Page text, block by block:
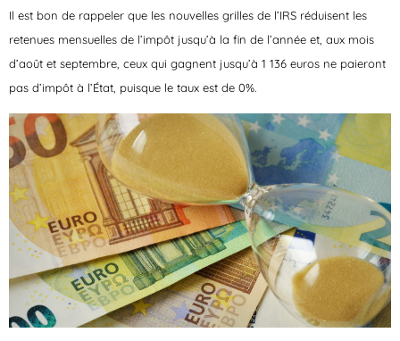
Il est bon de rappeler que les nouvelles grilles de l’IRS réduisent les
retenues mensuelles de l’impôt jusqu’à la fin de l’année et, aux mois
d’août et septembre, ceux qui gagnent jusqu’à 1 136 euros ne paieront
pas d’impôt à l’État, puisque le taux est de 0%.